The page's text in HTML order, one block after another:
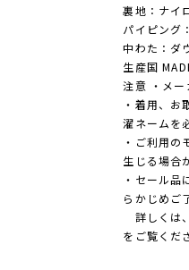
裏地：ナイ
パイピング
中わた：ダ
生産国
注意 ・メー
・着用、お
濯ネームを
・ご利用の
生じる場合
・セール品
らかじめご
詳しくは
をご覧くだ